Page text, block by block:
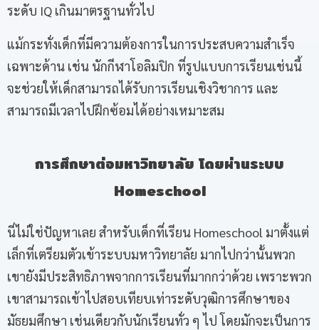
ระดับ IQ เกินมาตรฐานทั่วไป
แม้กระทั่งเด็กที่มีความต้องการในการประสบความสำเร็จ
เฉพาะด้าน เช่น นักกีฬาโอลิมปิก ที่รูปแบบการเรียนเช่นนี้
จะช่วยให้เด็กสามารถได้รับการเรียนเชิงวิชาการ และ
สามารถมีเวลาไปฝึกซ้อมได้อย่างเหมาะสม
การศึกษาต่อมหาวิทยาลัย โดยผ่านระบบ
Homeschool
นี่ไม่ใช่ปัญหาเลย สำหรับเด็กที่เรียน Homeschool มาตั้งแต่
เล็กที่เตรียมตัวเข้าระบบมหาวิทยาลัย มากไปกว่านั้นพวก
เขายังมีประสิทธิภาพจากการเรียนที่มากกว่าด้วย เพราะพวก
เขาสามารถเข้าไปสอบเทียบเท่าระดับวุฒิการศึกษาของ
มัธยมศึกษา เช่นเดียวกับนักเรียนทั่ว ๆ ไป โดยมักจะเป็นการ